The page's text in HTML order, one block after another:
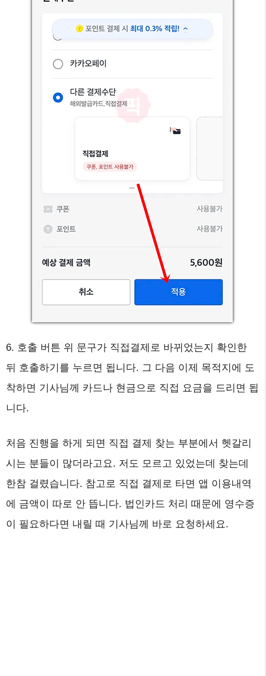
6. 호출 버튼 위 문구가 직접결제로 바뀌었는지 확인한
뒤 호출하기를 누르면 됩니다. 그 다음 이제 목적지에 도
착하면 기사님께 카드나 현금으로 직접 요금을 드리면 됩
니다.
처음 진행을 하게 되면 직접 결제 찾는 부분에서 헷갈리
시는 분들이 많더라고요. 저도 모르고 있었는데 찾는데
한참 걸렸습니다. 참고로 직접 결제로 타면 앱 이용내역
에 금액이 따로 안 뜹니다. 법인카드 처리 때문에 영수증
이 필요하다면 내릴 때 기사님께 바로 요청하세요.